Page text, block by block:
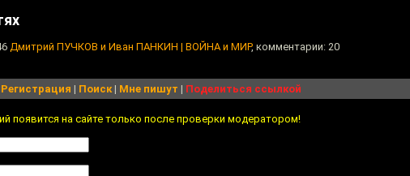
Дмитрий ПУЧКОВ и Иван ПАНКИН | ВОЙНА и МИР, комментарии: 20
Регистрация | Поиск| Мне пишут | Поделиться ссылкой
появится на сайте только после проверки модератором!